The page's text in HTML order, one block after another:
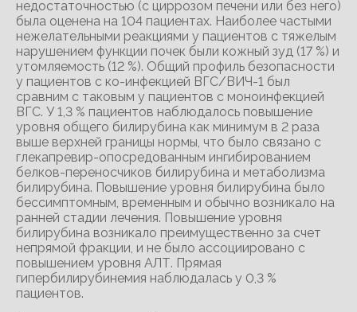
недостаточностью (с циррозом печени или без него)
была оценена на 104 пациентах. Наиболее частыми
нежелательными реакциями у пациентов с тяжелым
нарушением функции почек были кожный зуд (17 %) и
утомляемость (12 %). Общий профиль безопасности
у пациентов с ко-инфекцией ВГС/ВИЧ-1 был
сравним с таковым у пациентов с моноинфекцией
ВГС. У 1,3 % пациентов наблюдалось повышение
уровня общего билирубина как минимум в 2 раза
выше верхней границы нормы, что было связано с
глекапревир-опосредованным ингибированием
белков-переносчиков билирубина и метаболизма
билирубина. Повышение уровня билирубина было
бессимптомным, временным и обычно возникало на
ранней стадии лечения. Повышение уровня
билирубина возникало преимущественно за счет
непрямой фракции, и не было ассоциировано с
повышением уровня АЛТ. Прямая
гипербилирубинемия наблюдалась у 0,3 %
пациентов.